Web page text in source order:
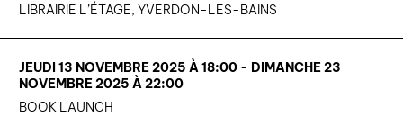
LIBRAIRIE L’ÉTAGE, YVERDON-LES-BAINS
JEUDI 13 NOVEMBRE 2025 À 18:00 - DIMANCHE 23
NOVEMBRE 2025 À 22:00
BOOK LAUNCH